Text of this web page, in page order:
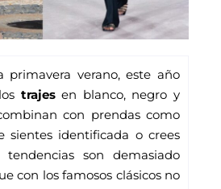
primavera verano, este año
trajes en blanco, negro y
sientes identificada o crees
son demasiado
con los famosos clásicos no